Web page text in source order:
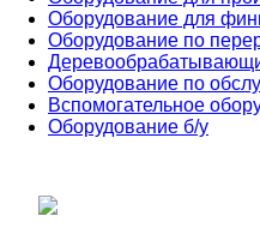
Оборудование для
Оборудование по
Оборудование по
Вспомогательное
Оборудование б/у